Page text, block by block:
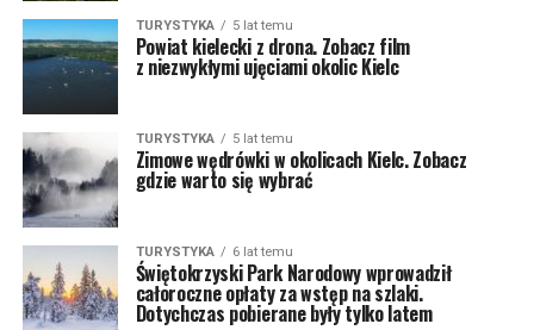
TURYSTYKA 5 lat temu
Powiat kielecki z drona. Zobacz film
z niezwykłymi ujęciami okolic Kielc
TURYSTYKA 5 lat temu
Zimowe wędrówki w okolicach Kielc. Zobacz
gdzie warto się wybrać
TURYSTYKA 6 lat temu
Świętokrzyski Park Narodowy wprowadził
całoroczne opłaty za wstęp na szlaki.
Dotychczas pobierane były tylko latem